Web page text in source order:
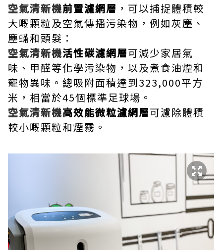
空氣清新機前置濾網層 ，可以捕捉體積較
大嘅顆粒及空氣傳播污染物，例如灰塵、
塵蟎和頭髮：
空氣清新機活性碳濾網層可減少家居氣
味、甲醛等化學污染物，以及煮食油煙和
寵物異味。總吸附面積達到323,000平方
米，相當於45個標準足球場。
空氣清新機高效能微粒濾網層可濾除體積
較小嘅顆粒和煙霧。